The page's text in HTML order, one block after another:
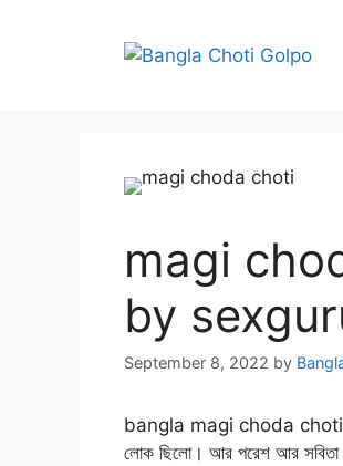
magi
by
September 8, 2022 by
bangla magi choda choti. মাঝ
লোক ছিলো। আর পরেশ আর